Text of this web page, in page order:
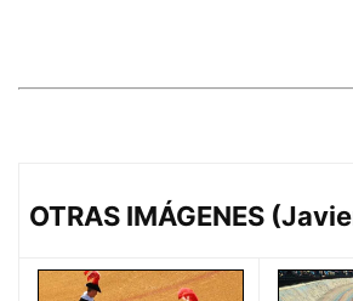
OTRAS IMÁGENES